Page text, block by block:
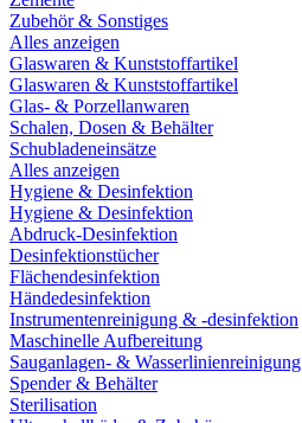
Zubehör & Sonstiges
Alles anzeigen
Glaswaren & Kunststoffartikel
Glaswaren & Kunststoffartikel
Glas- & Porzellanwaren
Schalen, Dosen & Behälter
Schubladeneinsätze
Alles anzeigen
Hygiene & Desinfektion
Hygiene & Desinfektion
Abdruck-Desinfektion
Desinfektionstücher
Flächendesinfektion
Händedesinfektion
Instrumentenreinigung & -desinfektion
Maschinelle Aufbereitung
Sauganlagen- & Wasserlinienreinigung
Spender & Behälter
Sterilisation